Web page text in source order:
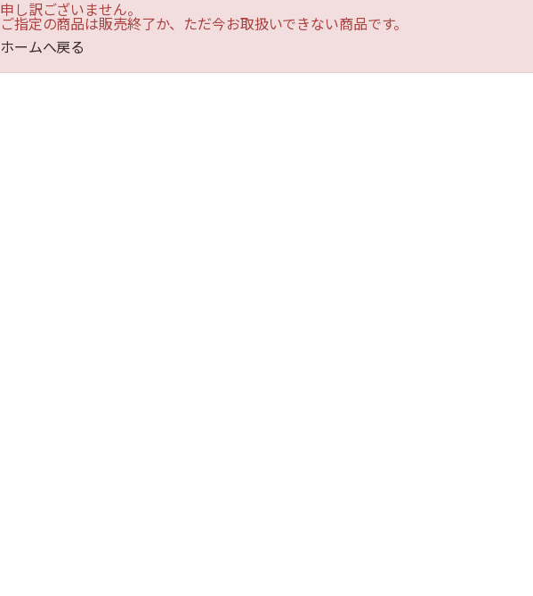
申し訳ございません。
ご指定の商品は販売終了か、ただ今お取扱いできない商品です。
ホームへ戻る